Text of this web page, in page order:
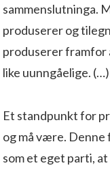
sammenslutninga.
produserer og
produserer framfor
like uunngåelige.
Et standpunkt for
og må være.
som et eget parti,